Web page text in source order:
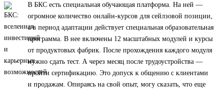
В БКС есть специальная обучающая платформа. На ней —
огромное количество онлайн-курсов для сейлзовой позиции,
а в период адаптации действует специальная образовательная
программа. В нее включены 12 масштабных модулей и курсы
от продуктовых фабрик. После прохождения каждого модуля
нужно сдать тест. А через месяц после трудоустройства —
пройти сертификацию. Это допуск к общению с клиентами
и продажам. Опираясь на свой опыт, могу сказать, что еще